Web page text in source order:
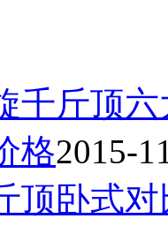
千斤顶
格2015-
顶卧式